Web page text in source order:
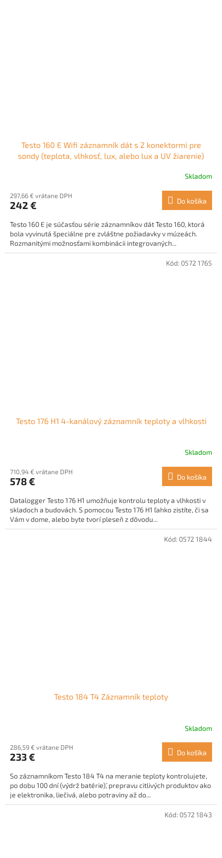
Testo 160 E Wifi záznamník dát s 2 konektormi pre
sondy (teplota, vlhkosť, lux, alebo lux a UV žiarenie)
produktu
je
z
5
hviezdičiek.
Skladom
297,66 € vrátane DPH
242 € Do košíka
Testo 160 E je súčasťou série záznamníkov dát Testo 160, ktorá
bola vyvinutá špeciálne pre zvláštne požiadavky v múzeách.
Rozmanitými možnosťami kombinácii integrovaných...
Testo 176 H1 4-kanálový záznamník teploty a vlhkosti
Skladom
710,94 € vrátane DPH
578 € Do košíka
Datalogger Testo 176 H1 umožňuje kontrolu teploty a vlhkosti v
skladoch a budovách. S pomocou Testo 176 H1 ľahko zistíte, či sa
Vám v dome, alebo byte tvorí pleseň z dôvodu...
Kód: 0572 1765
Testo 184 T4 Záznamník teploty
Skladom
286,59 € vrátane DPH
233 € Do košíka
So záznamníkom Testo 184 T4 na meranie teploty kontrolujete,
po dobu 100 dní (výdrž batérie)´, prepravu citlivých produktov ako
je elektronika, liečivá, alebo potraviny až do...
Kód: 0572 1844
Kód: 0572 1843